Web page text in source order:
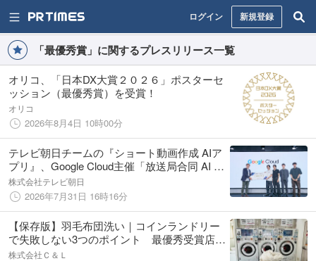
ログイン 新規登録
「最優秀賞」に関するプレスリリース一覧
オリコ、「日本DX大賞２０２６」ポスターセ
ッション（最優秀賞）を受賞！
オリコ
2026年8月4日 10時00分
テレビ朝日チームの『ショート動画作成 AIア
プリ』、Google Cloud主催「放送局合同 AI ハ
ッカソン」にて最優秀賞を受賞
株式会社テレビ朝日
2026年7月31日 16時16分
【保存版】羽毛布団洗い｜コインランドリー
で失敗しない3つのポイント 最優秀受賞店舗
が実証
株式会社Ｃ＆Ｌ